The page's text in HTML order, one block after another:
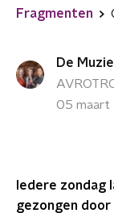
Fragmenten
De
05 maart
Iedere zondag
gezongen